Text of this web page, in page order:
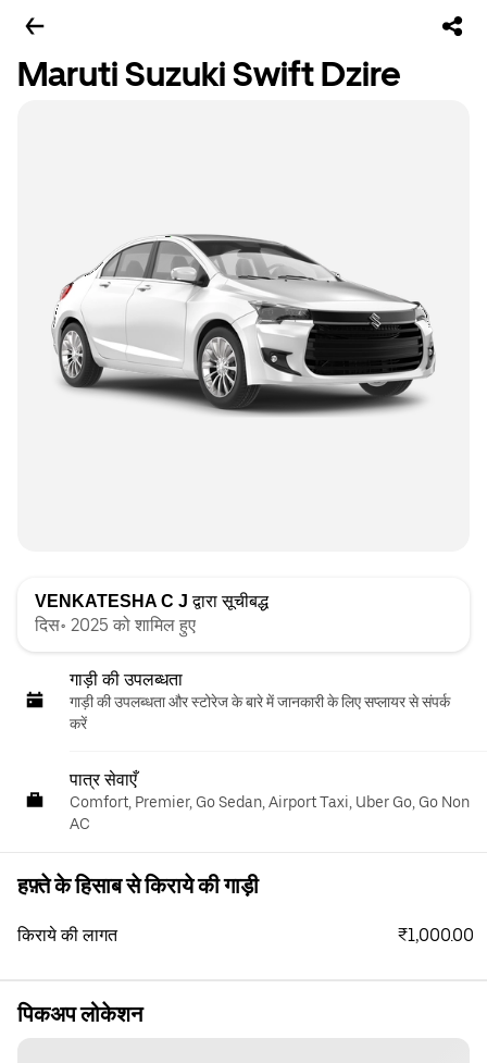
Maruti Suzuki Swift Dzire
VENKATESHA C J द्वारा सूचीबद्ध
दिस॰ 2025 को शामिल हुए
गाड़ी की उपलब्धता
गाड़ी की उपलब्धता और स्‍टोरेज के बारे में जानकारी के लिए सप्लायर से संपर्क
करें
पात्र सेवाएँ
Comfort, Premier, Go Sedan, Airport Taxi, Uber Go, Go Non
AC
हफ़्ते के हिसाब से किराये की गाड़ी
किराये की लागत ₹1,000.00
पिकअप लोकेशन